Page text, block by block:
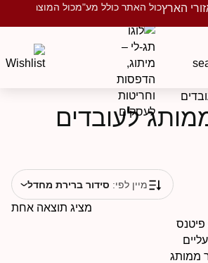
הארץכול האתר כולל מע"מכול המוצרים
לעובדים
מציג תוצאה אחת
מיין לפי:סידור ברירת מחדל